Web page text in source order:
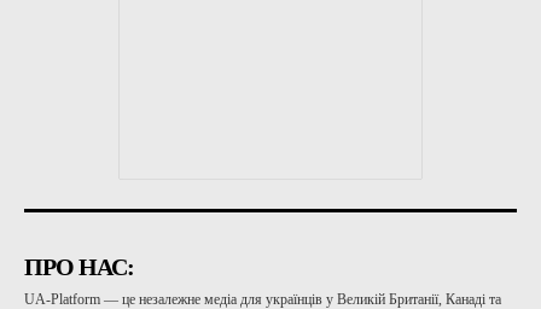
ПРО НАС:
UA-Platform — це незалежне медіа для українців у Великій Британії, Канаді та